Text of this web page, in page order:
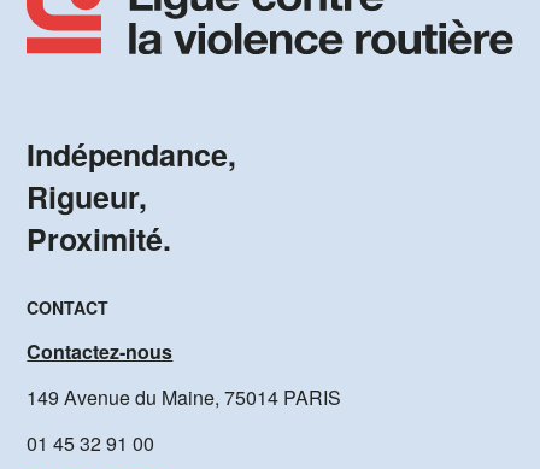
Indépendance,
Rigueur,
Proximité.
CONTACT
Contactez-nous
149 Avenue du Maine, 75014 PARIS
01 45 32 91 00